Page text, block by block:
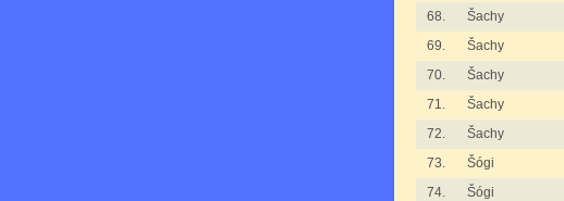
68.
Šachy
69.
Šachy
70.
Šachy
71.
Šachy
72.
Šachy
73.
Šógi
74.
Šógi